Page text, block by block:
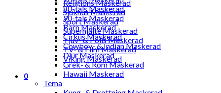
Religions Maskerad
Sjukhus Maskerad
Sport Maskerad
Superhjälte Maskerad
Tjuv- & Polis Maskerad
TV- & Film Maskerad
Viking Maskerad
0
80-tals Maskerad
90-tals Maskerad
Barn Maskerad
Cirkus Maskerad
Cowboy- & Indian Maskerad
Djur Maskerad
Grek- & Rom Maskerad
Hawaii Maskerad
Tema